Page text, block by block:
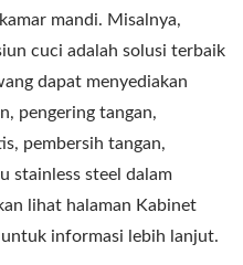
mandi. Misalnya,
cuci adalah solusi terbaik
dapat menyediakan
pengering tangan,
pembersih tangan,
stainless steel dalam
lihat halaman Kabinet
informasi lebih lanjut.